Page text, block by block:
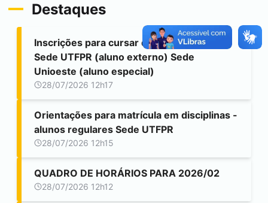
Destaques
Inscrições para cursar disciplina isolada:
Sede UTFPR (aluno externo) Sede
Unioeste (aluno especial)
28/07/2026 12h17
Orientações para matrícula em disciplinas -
alunos regulares Sede UTFPR
28/07/2026 12h15
QUADRO DE HORÁRIOS PARA 2026/02
28/07/2026 12h12